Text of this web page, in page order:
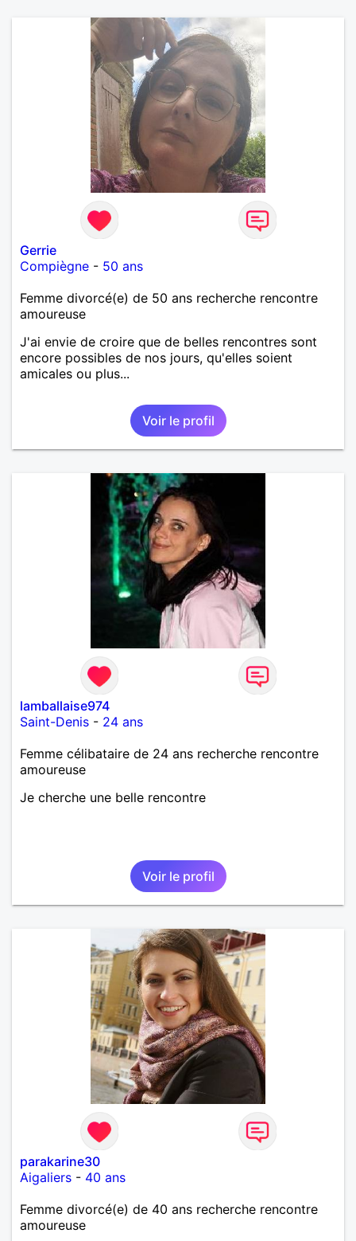
Gerrie
Compiègne - 50 ans
Femme divorcé(e) de 50 ans recherche rencontre
amoureuse
J'ai envie de croire que de belles rencontres sont
encore possibles de nos jours, qu'elles soient
amicales ou plus...
Voir le profil
lamballaise974
Saint-Denis - 24 ans
Femme célibataire de 24 ans recherche rencontre
amoureuse
Je cherche une belle rencontre
Voir le profil
parakarine30
Aigaliers - 40 ans
Femme divorcé(e) de 40 ans recherche rencontre
amoureuse